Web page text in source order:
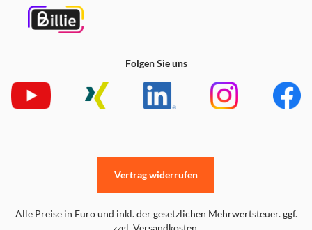
Folgen Sie uns
Alle Preise in Euro und inkl. der gesetzlichen Mehrwertsteuer. ggf.
zzgl. Versandkosten.
Vertrag widerrufen